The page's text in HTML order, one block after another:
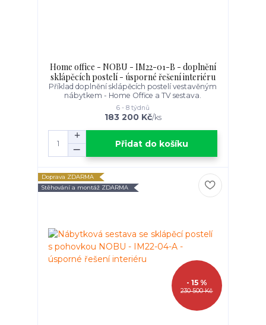
Home office - NOBU - IM22-01-B - doplnění
sklápěcích postelí - úsporné řešení interiéru
Příklad doplnění sklápěcích postelí vestavěným
nábytkem - Home Office a TV sestava.
183 200 Kč/ks
6 - 8 týdnů
Přidat do košíku
Doprava ZDARMA
Stěhování a montáž ZDARMA
230 500 Kč
- 15 %